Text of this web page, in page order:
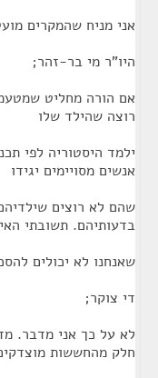
אני מניח שהמקרים
היו"ר מי בר-זהר;
אם הורה מחליט
רוצה שהילד שלו
ילמד היסטוריה לפי
אנשים מסויימים יגידו
שהם לא רוצים
בדעותיהם. תשובתי
שאנחנו לא יכולים
די צוקר;
לא על כך אני מדבר.
חלק מהחששות